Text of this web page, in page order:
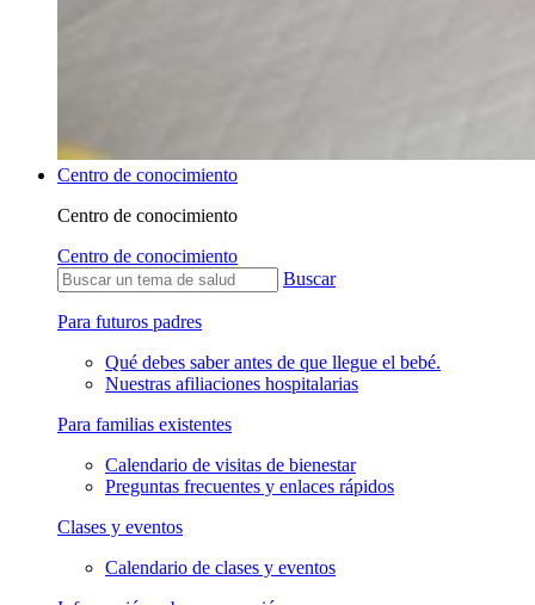
Centro de conocimiento
Centro de conocimiento
Centro de conocimiento
Buscar
Para futuros padres
Qué debes saber antes de que llegue el bebé.
Nuestras afiliaciones hospitalarias
Para familias existentes
Calendario de visitas de bienestar
Preguntas frecuentes y enlaces rápidos
Clases y eventos
Calendario de clases y eventos